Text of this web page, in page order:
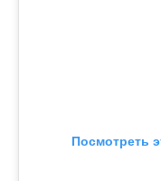
Посмотреть